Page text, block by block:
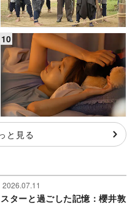
と見る
2026.07.11
ターと過ごした記憶：櫻井敦